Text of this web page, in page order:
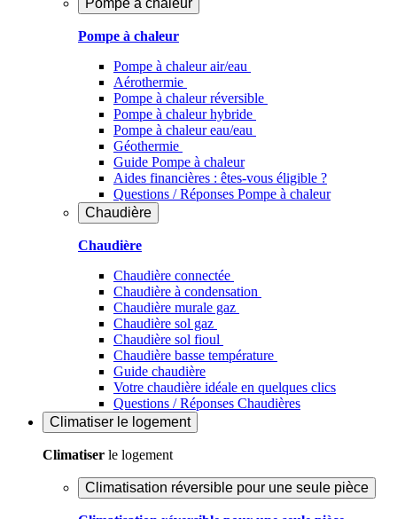
Pompe à chaleur
Pompe à chaleur
Pompe à chaleur air/eau
Aérothermie
Pompe à chaleur réversible
Pompe à chaleur hybride
Pompe à chaleur​ eau/eau
Géothermie
Guide Pompe à chaleur
Aides financières : êtes-vous éligible ?
Questions / Réponses Pompe à chaleur
Chaudière
Chaudière
Chaudière connectée
Chaudière à condensation
Chaudière murale gaz
Chaudière sol gaz
Chaudière sol fioul
Chaudière basse température
Guide chaudière
Votre chaudière idéale en quelques clics
Questions / Réponses Chaudières
Climatiser le logement
Climatiser le logement
Climatisation réversible pour une seule pièce